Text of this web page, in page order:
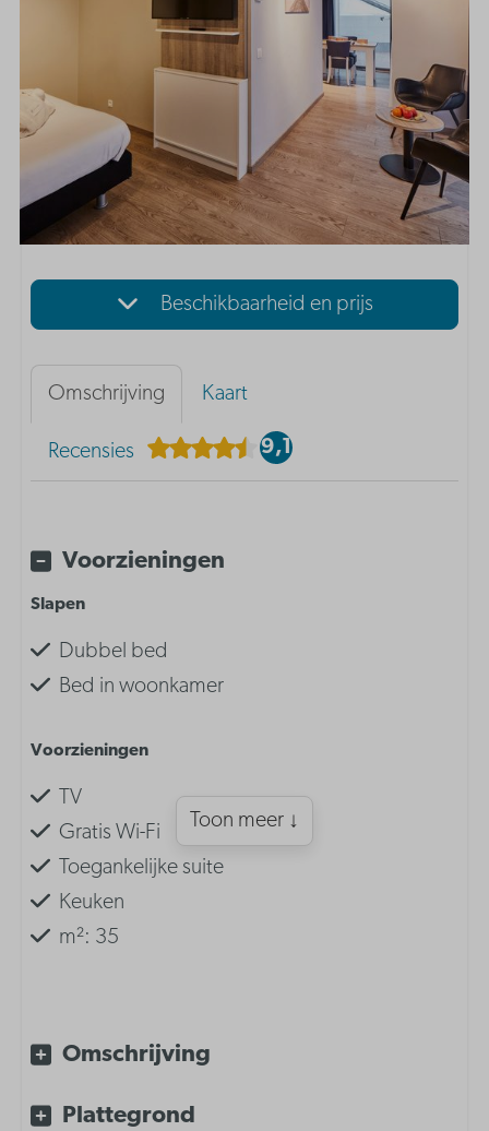
Beschikbaarheid en prijs
Omschrijving Kaart
Recensies 9,1
Voorzieningen
Slapen
Dubbel bed
Bed in woonkamer
Voorzieningen
TV
Gratis Wi-Fi
Toegankelijke suite
Keuken
m²: 35
Dubbel bed in woonkamer
Keuken inventaris
Toon meer ↓
Omschrijving
Plattegrond